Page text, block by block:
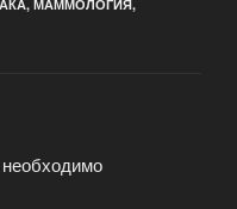
, МАММОЛОГИЯ,